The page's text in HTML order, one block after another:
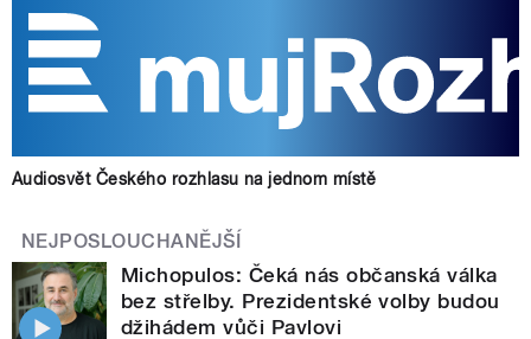
Audiosvět Českého rozhlasu na jednom místě
NEJPOSLOUCHANĚJŠÍ
Michopulos: Čeká nás občanská válka
bez střelby. Prezidentské volby budou
džihádem vůči Pavlovi